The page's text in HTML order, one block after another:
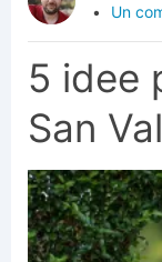
•
Un
5 idee
San